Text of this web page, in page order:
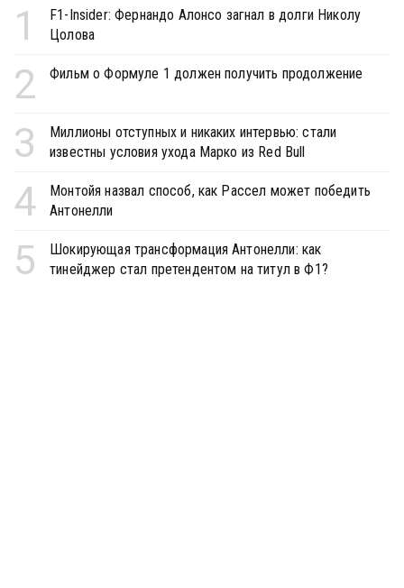
1
F1-Insider: Фернандо Алонсо загнал в долги Николу
Цолова
2 Фильм о Формуле 1 должен получить продолжение
3
Миллионы отступных и никаких интервью: стали
известны условия ухода Марко из Red Bull
4
Монтойя назвал способ, как Рассел может победить
Антонелли
5
Шокирующая трансформация Антонелли: как
тинейджер стал претендентом на титул в Ф1?